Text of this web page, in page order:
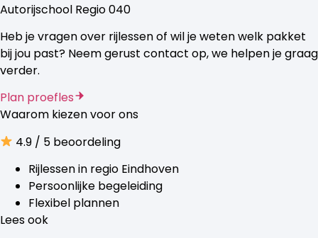
Autorijschool Regio 040
Heb je vragen over rijlessen of wil je weten welk pakket
bij jou past? Neem gerust contact op, we helpen je graag
verder.
Plan proefles
Waarom kiezen voor ons
4.9 / 5 beoordeling
Rijlessen in regio Eindhoven
Persoonlijke begeleiding
Flexibel plannen
Lees ook